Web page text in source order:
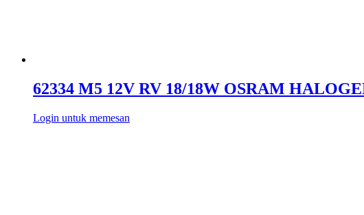
62334 M5 12V RV 18/18W OSRAM
Login untuk memesan